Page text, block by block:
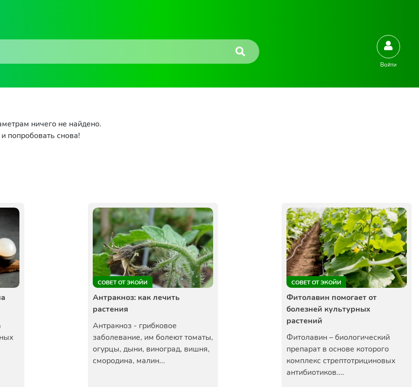
Войти
ничего не найдено.
попробовать снова!
СОВЕТ ОТ ЭКОЙИ
Антракноз: как лечить
растения
Антракноз - грибковое
заболевание, им болеют томаты,
огурцы, дыни, виноград, вишня,
смородина, малин...
СОВЕТ ОТ ЭКОЙИ
Фитолавин помогает от
болезней культурных
растений
Фитолавин – биологический
препарат в основе которого
комплекс стрептотрициновых
антибиотиков....